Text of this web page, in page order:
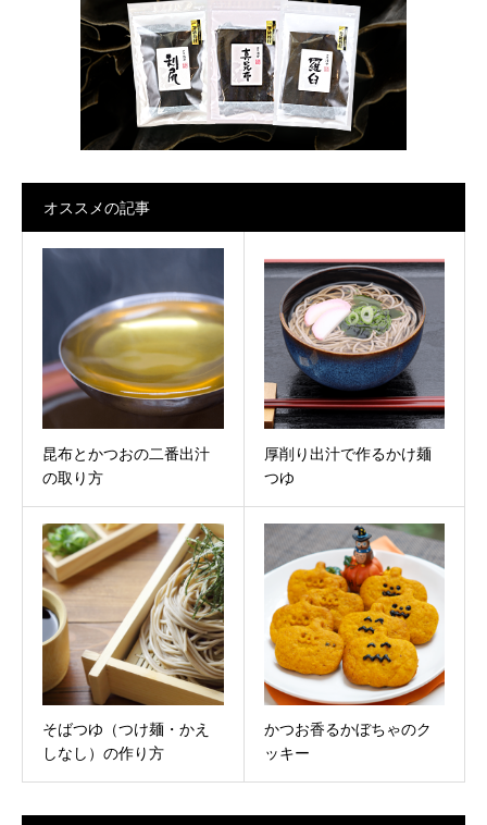
オススメの記事
昆布とかつおの二番出汁
の取り方
厚削り出汁で作るかけ麺
つゆ
そばつゆ（つけ麺・かえ
しなし）の作り方
かつお香るかぼちゃのク
ッキー